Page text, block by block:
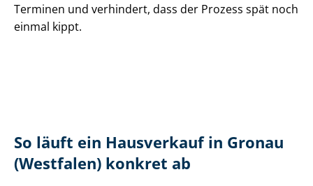
Terminen und verhindert, dass der Prozess spät noch
einmal kippt.
So läuft ein Hausverkauf in Gronau
(Westfalen) konkret ab